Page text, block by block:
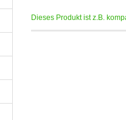
Dieses Produkt ist z.B.